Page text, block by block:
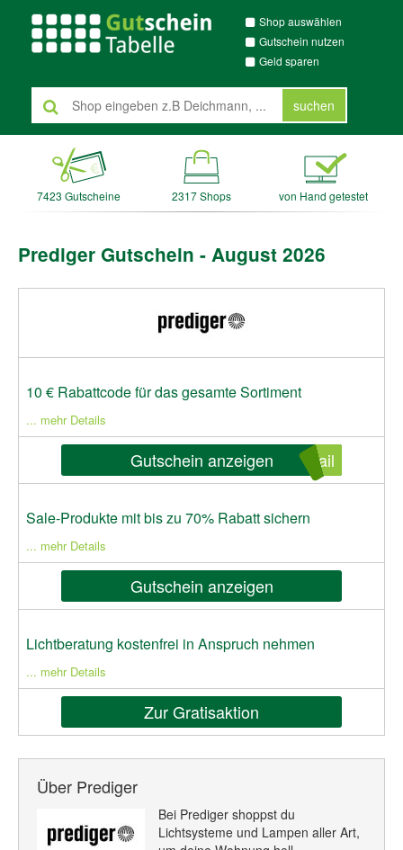
Shop auswählen
Gutschein nutzen
Geld sparen
suchen
7423 Gutscheine 2317 Shops von Hand getestet
Prediger Gutschein - August 2026
10 € Rabattcode für das gesamte Sortiment
... mehr Details
Gutschein anzeigen ail
Sale-Produkte mit bis zu 70% Rabatt sichern
... mehr Details
Gutschein anzeigen
Lichtberatung kostenfrei in Anspruch nehmen
... mehr Details
Zur Gratisaktion
Über Prediger
Bei Prediger shoppst du
Lichtsysteme und Lampen aller Art,